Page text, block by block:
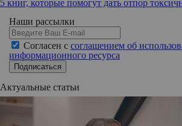
5 книг, которые помогут дать отпор
Наши рассылки
Согласен с соглашением об
информационного ресурса
Подписаться
Актуальные статьи